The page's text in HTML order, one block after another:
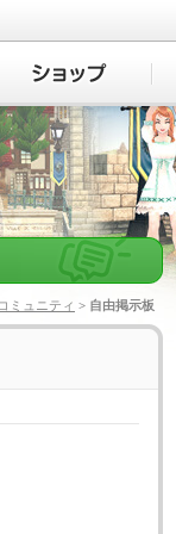
コミュニティ > 自由掲示板